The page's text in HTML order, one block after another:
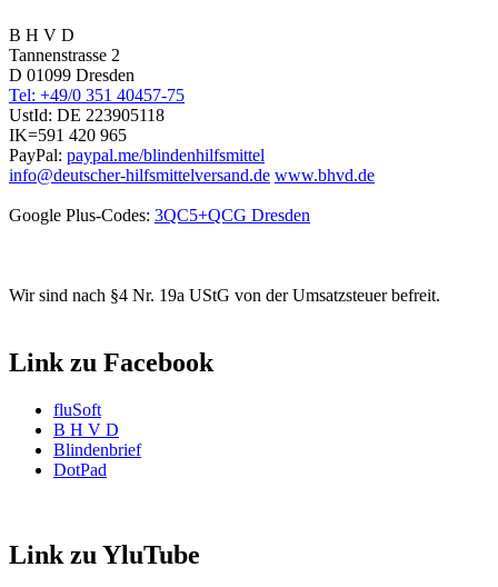
B H V D
Tannenstrasse 2
D 01099 Dresden
Tel: +49/0 351 40457-75
UstId: DE 223905118
IK=591 420 965
PayPal: paypal.me/blindenhilfsmittel
info@deutscher-hilfsmittelversand.de www.bhvd.de
Google Plus-Codes: 3QC5+QCG Dresden
Wir sind nach §4 Nr. 19a UStG von der Umsatzsteuer befreit.
Link zu Facebook
fluSoft
B H V D
Blindenbrief
DotPad
Link zu YluTube